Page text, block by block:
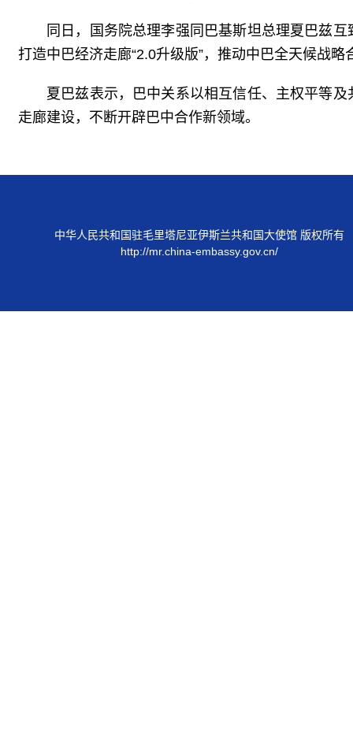
同日，国务院总理李强同巴基斯坦总理夏巴兹
打造中巴经济走廊“2.0升级版”，推动中巴全天候战
夏巴兹表示，巴中关系以相互信任、主权平等
走廊建设，不断开辟巴中合作新领域。
中华人民共和国驻毛里塔尼亚伊斯兰共和国大使馆 版权所有
http://mr.china-embassy.gov.cn/